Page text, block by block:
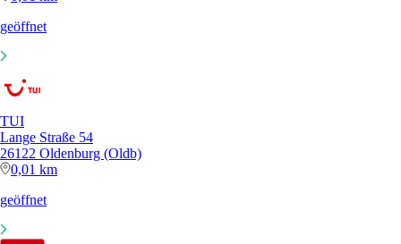
geöffnet
TUI
Lange Straße 54
26122 Oldenburg (Oldb)
0,01 km
geöffnet